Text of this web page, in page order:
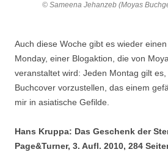
© Sameena Jehanzeb (Moyas
Auch diese Woche gibt es wieder
Monday, einer Blogaktion, die von
veranstaltet wird: Jeden Montag gilt
Buchcover vorzustellen, das einem
mir in asiatische Gefilde.
Hans Kruppa: Das Geschenk der
Page&Turner, 3. Aufl. 2010, 284